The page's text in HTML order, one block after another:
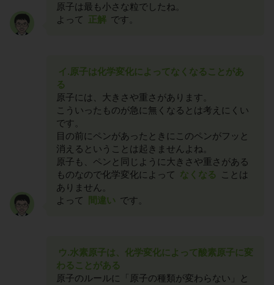
原子は最も小さな粒でしたね。
よって 正解 です。
イ.原子は化学変化によってなくなることがあ
る
原子には、大きさや重さがあります。
こういったものが急に無くなるとは考えにくい
です。
目の前にペンがあったときにこのペンがフッと
消えるということは起きませんよね。
原子も、ペンと同じように大きさや重さがある
ものなので化学変化によって なくなる
ことは
ありません。
よって
間違い です。
ウ.水素原子は、化学変化によって酸素原子に変
わることがある
原子のルールに「原子の種類が変わらない」と